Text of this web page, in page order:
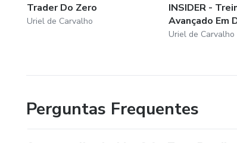
Trader Do Zero
Uriel de Carvalho
INSIDER -
Avançado Em
Uriel de Carvalho
Perguntas Frequentes